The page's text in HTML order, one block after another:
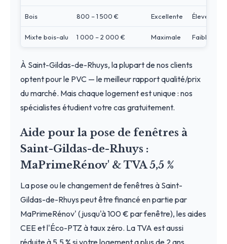
Bois 800 – 1 500 € Excellente Élevé
Mixte bois-alu 1 000 – 2 000 € Maximale Faible
À Saint-Gildas-de-Rhuys, la plupart de nos clients
optent pour le PVC — le meilleur rapport qualité/prix
du marché. Mais chaque logement est unique : nos
spécialistes étudient votre cas gratuitement.
Aide pour la pose de fenêtres à
Saint-Gildas-de-Rhuys :
MaPrimeRénov' & TVA 5,5 %
La pose ou le changement de fenêtres à Saint-
Gildas-de-Rhuys peut être financé en partie par
MaPrimeRénov' (jusqu'à 100 € par fenêtre), les aides
CEE et l'Éco-PTZ à taux zéro. La TVA est aussi
réduite à 5,5 % si votre logement a plus de 2 ans,